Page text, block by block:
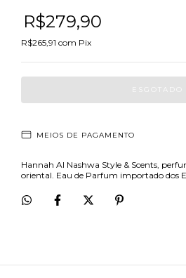
R$279,90
R$265,91 com Pix
MEIOS DE PAGAMENTO
Hannah Al Nashwa Style & Scents,
oriental. Eau de Parfum importado dos